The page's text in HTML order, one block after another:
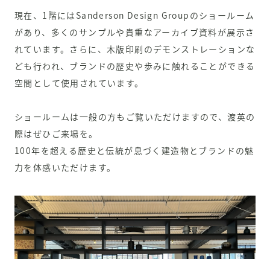
現在、1階にはSanderson Design Groupのショールーム
があり、多くのサンプルや貴重なアーカイブ資料が展示さ
れています。さらに、木版印刷のデモンストレーションな
ども行われ、ブランドの歴史や歩みに触れることができる
空間として使用されています。
ショールームは一般の方もご覧いただけますので、渡英の
際はぜひご来場を。
100年を超える歴史と伝統が息づく建造物とブランドの魅
力を体感いただけます。